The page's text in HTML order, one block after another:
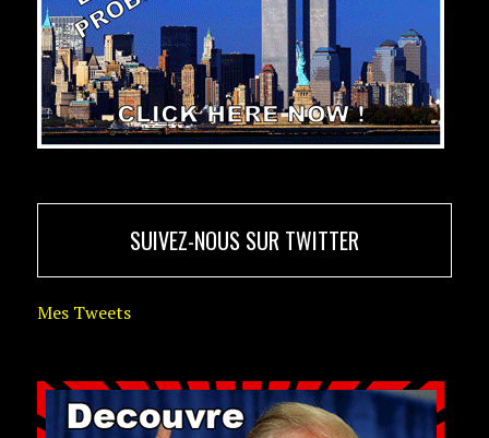
SUIVEZ-NOUS SUR TWITTER
Mes Tweets